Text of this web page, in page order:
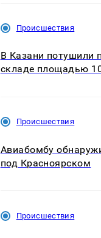
Происшествия
В Казани потушили
складе площадью
Происшествия
Авиабомбу
под Красноярском
Происшествия